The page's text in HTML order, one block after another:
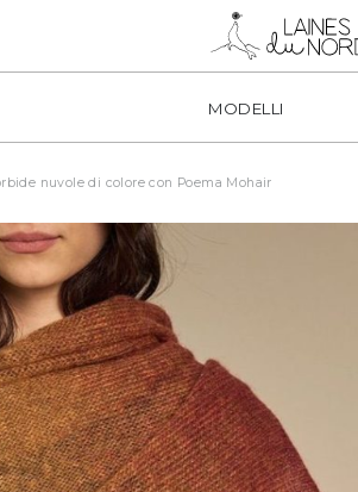
MODELLI
nuvole di colore con Poema Mohair